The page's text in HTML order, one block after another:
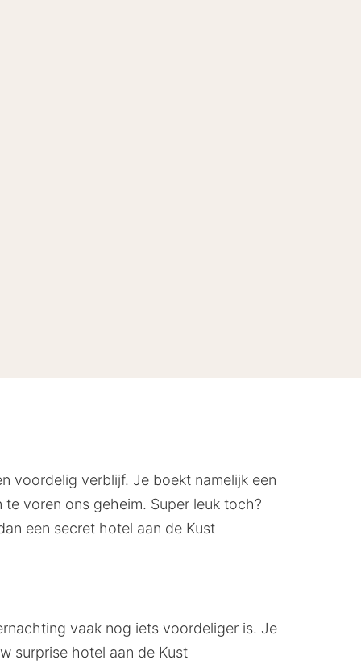
voordelig verblijf. Je boekt namelijk een
voren ons geheim. Super leuk toch?
een secret hotel aan de Kust
vaak nog iets voordeliger is. Je
surprise hotel aan de Kust